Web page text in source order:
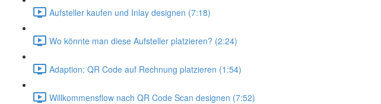
Aufsteller kaufen und Inlay designen (7:18)
Wo könnte man diese Aufsteller platzieren? (2:24)
Adaption: QR Code auf Rechnung platzieren (1:54)
Willkommensflow nach QR Code Scan designen (7:52)